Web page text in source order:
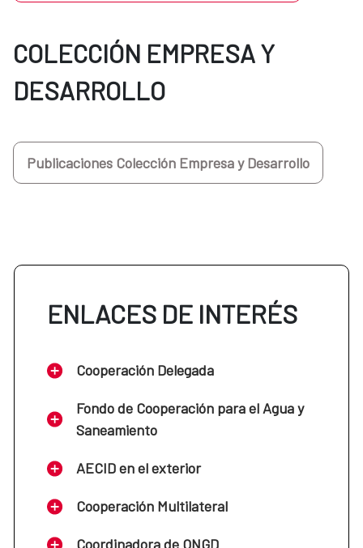
COLECCIÓN EMPRESA Y
DESARROLLO
Publicaciones Colección Empresa y Desarrollo
ENLACES DE INTERÉS
Cooperación Delegada
Fondo de Cooperación para el Agua y
Saneamiento
AECID en el exterior
Cooperación Multilateral
Coordinadora de ONGD